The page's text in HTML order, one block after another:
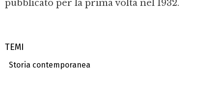
TEMI
Storia contemporanea
pubblicato per la prima volta nel 1932.